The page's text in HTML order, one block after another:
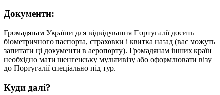
Документи:
Громадянам України для відвідування Португалії досить
біометричного паспорта, страховки і квитка назад (вас можуть
запитати ці документи в аеропорту). Громадянам інших країн
необхідно мати шенгенську мультивізу або оформлювати візу
до Португалії спеціально під тур.
Куди далі?